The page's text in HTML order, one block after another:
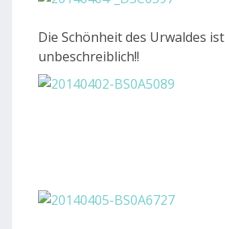
Die Schönheit des Urwaldes ist
unbeschreiblich!!